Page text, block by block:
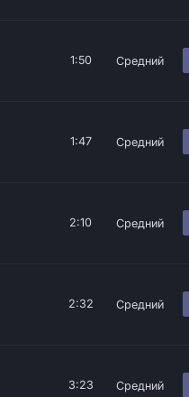
1:50 Средний
1:47 Средний
2:10 Средний
2:32 Средний
3:23 Средний